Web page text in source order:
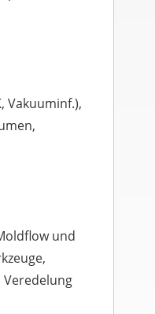
Vakuuminf.),
und
Veredelung